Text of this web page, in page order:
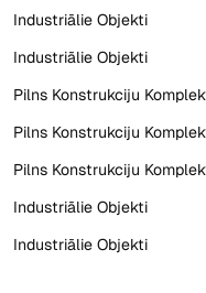
Piegāde iespējama,
Industriālie Objekti
Industriālie Objekti
Pilns Konstrukciju
Pilns Konstrukciju
Pilns Konstrukciju
Industriālie Objekti
Industriālie Objekti